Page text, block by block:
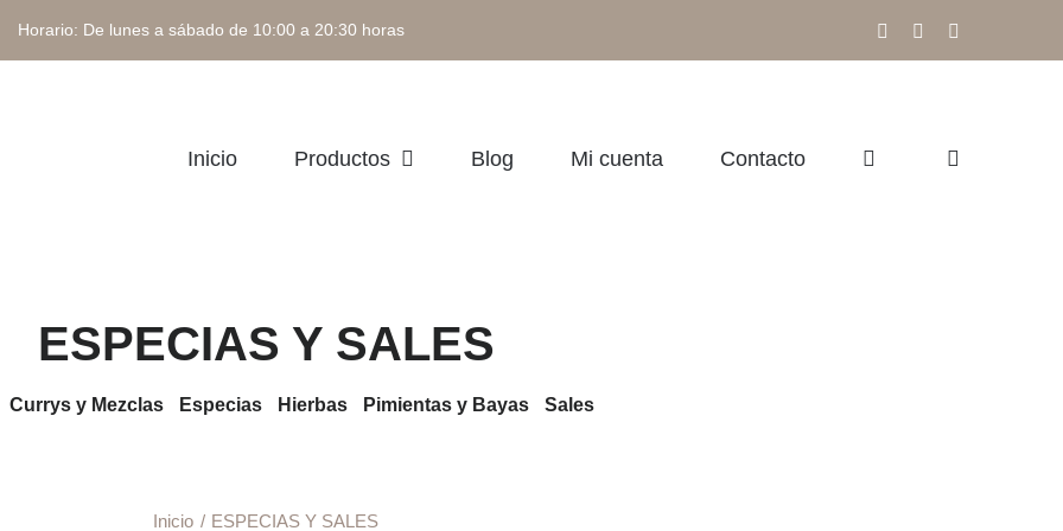
De lunes a sábado de 10:00 a 20:30 horas FacebookInstagram
Inicio Productos Blog Mi cuenta Contacto
ESPECIAS Y SALES
Currys y Mezclas Especias Hierbas Pimientas y Bayas Sales
Inicio ESPECIAS Y SALES